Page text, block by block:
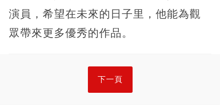
演員，希望在未來的日子里，他能為觀
眾帶來更多優秀的作品。
下一頁